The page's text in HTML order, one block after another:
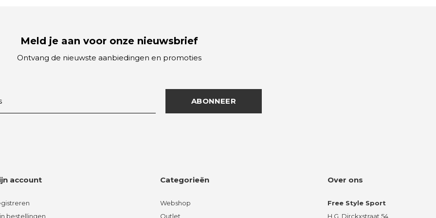
Meld je aan voor onze nieuwsbrief
Ontvang de nieuwste aanbiedingen en promoties
ABONNEER
account
bestellingen
Categorieën
Webshop
Outlet
Over ons
Free Style Sport
H.G. Dirckxstraat 54